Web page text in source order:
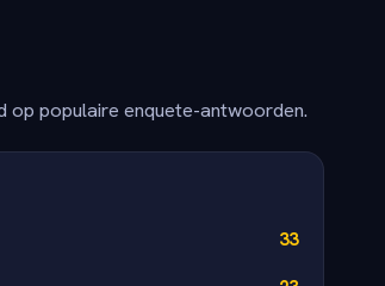
op populaire enquete-antwoorden.
33